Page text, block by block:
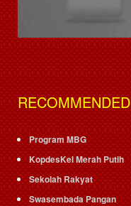
RECOMMENDED
Program MBG
KopdesKel Merah Putih
Sekolah Rakyat
Swasembada Pangan